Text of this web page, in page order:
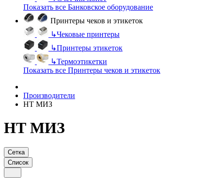
Показать все Банковское оборудование
Принтеры чеков и этикеток
↳Чековые принтеры
↳Принтеры этикеток
↳Термоэтикетки
Показать все Принтеры чеков и этикеток
Производители
НТ МИЗ
НТ МИЗ
Сетка
Список